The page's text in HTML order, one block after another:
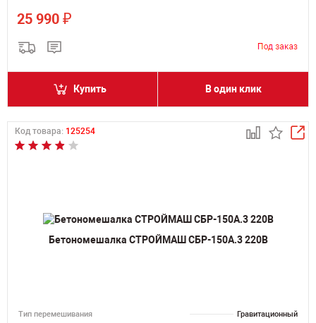
25 990 ₽
Купить В один клик
Код товара: 125254
Бетономешалка СТРОЙМАШ СБР-150А.3 220В
Тип перемешивания
Гравитационный